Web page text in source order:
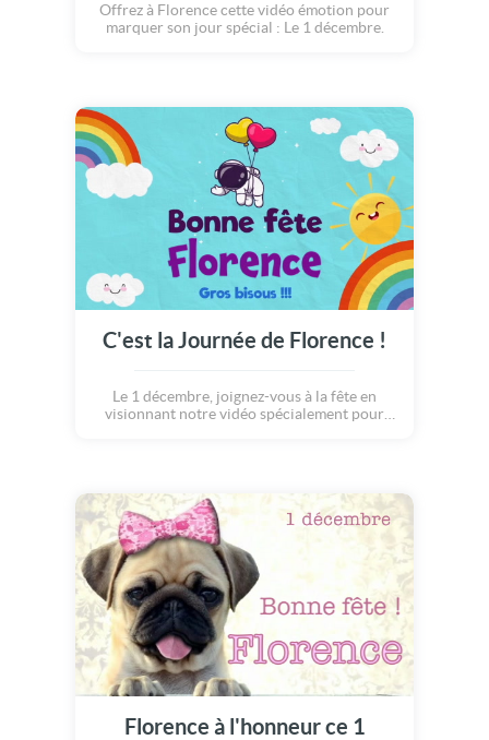
Offrez à Florence cette vidéo émotion pour
marquer son jour spécial : Le 1 décembre.
C'est la Journée de Florence !
Le 1 décembre, joignez-vous à la fête en
visionnant notre vidéo spécialement pour
Florence à l'honneur ce 1